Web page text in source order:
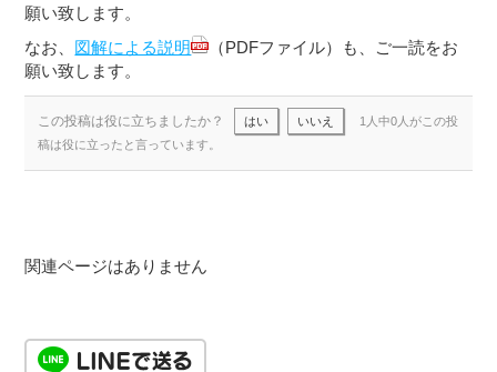
願い致します。
なお、 図解による説明
（PDFファイル）も、ご一読をお
願い致します。
この投稿は役に立ちましたか？ はい いいえ
1人中0人がこの投
稿は役に立ったと言っています。
関連ページはありません